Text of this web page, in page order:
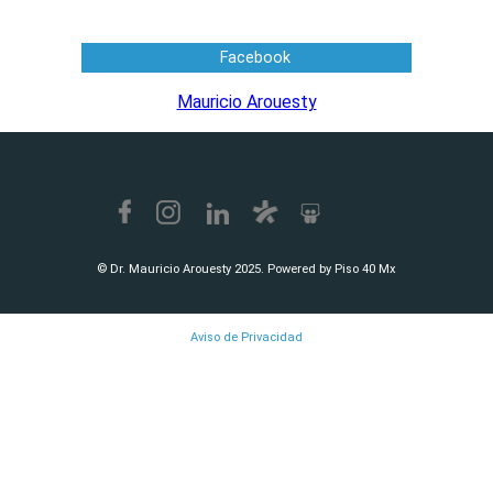
Facebook
Mauricio Arouesty
© Dr. Mauricio Arouesty 2025. Powered by Piso 40 Mx
Aviso de Privacidad